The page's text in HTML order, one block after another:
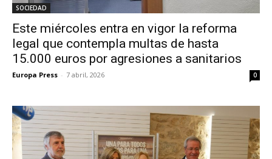
SOCIEDAD
Este miércoles entra en vigor la reforma
legal que contempla multas de hasta
15.000 euros por agresiones a sanitarios
Europa Press - 7 abril, 2026 0